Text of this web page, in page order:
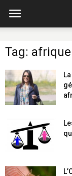
Tag: afrique